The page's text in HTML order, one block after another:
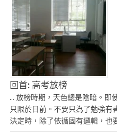
回首: 高考放榜
... 放榜時期，天色總是陰暗。即
只限於目前。不要只為了勉強有
決定時，除了依循固有邏輯，也